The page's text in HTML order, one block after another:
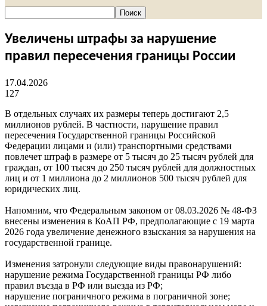
Увеличены штрафы за нарушение
правил пересечения границы России
17.04.2026
127
В отдельных случаях их размеры теперь достигают 2,5
миллионов рублей. В частности, нарушение правил
пересечения Государственной границы Российской
Федерации лицами и (или) транспортными средствами
повлечет штраф в размере от 5 тысяч до 25 тысяч рублей для
граждан, от 100 тысяч до 250 тысяч рублей для должностных
лиц и от 1 миллиона до 2 миллионов 500 тысяч рублей для
юридических лиц.
Напомним, что Федеральным законом от 08.03.2026 № 48-ФЗ
внесены изменения в КоАП РФ, предполагающие с 19 марта
2026 года увеличение денежного взыскания за нарушения на
государственной границе.
Изменения затронули следующие виды правонарушений:
нарушение режима Государственной границы РФ либо
правил въезда в РФ или выезда из РФ;
нарушение пограничного режима в пограничной зоне;